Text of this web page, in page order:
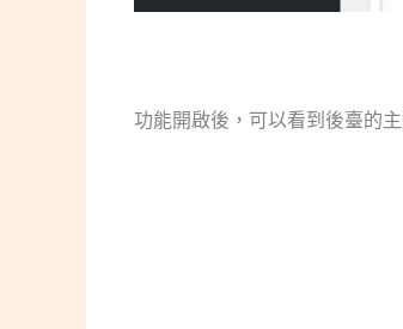
功能開啟後，可以看到後臺的